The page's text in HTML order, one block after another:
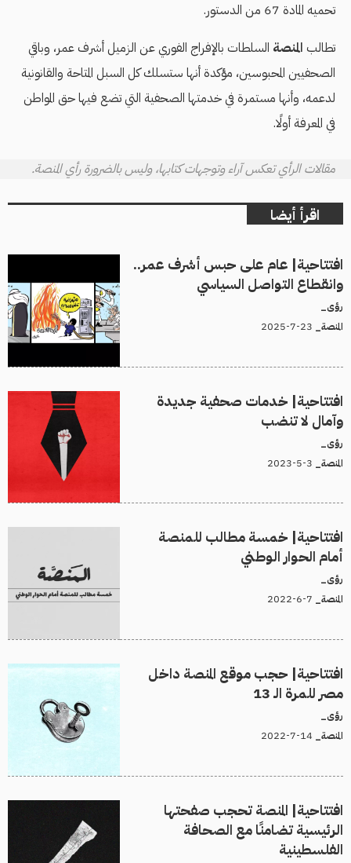
تحميه المادة 67 من الدستور.
تطالب المنصة السلطات بالإفراج الفوري عن الزميل أشرف عمر، وباقي
الصحفيين المحبوسين، مؤكدة أنها ستسلك كل السبل المتاحة والقانونية
لدعمه، وأنها مستمرة في خدمتها الصحفية التي تضع فيها حق المواطن
في المعرفة أولًا.
مقالات الرأي تعكس آراء وتوجهات كتابها، وليس بالضرورة رأي المنصة.
اقرأ أيضا
افتتاحية| عام على حبس أشرف عمر..
وانقطاع التواصل السياسي
رؤى_
المنصة_
افتتاحية| خدمات صحفية جديدة
وآمال لا تنضب
رؤى_
المنصة_
افتتاحية| خمسة مطالب للمنصة
أمام الحوار الوطني
رؤى_
المنصة_
افتتاحية| حجب موقع المنصة داخل
مصر للمرة الـ 13
رؤى_
المنصة_
افتتاحية| المنصة تحجب صفحتها
الرئيسية تضامنًا مع الصحافة
الفلسطينية